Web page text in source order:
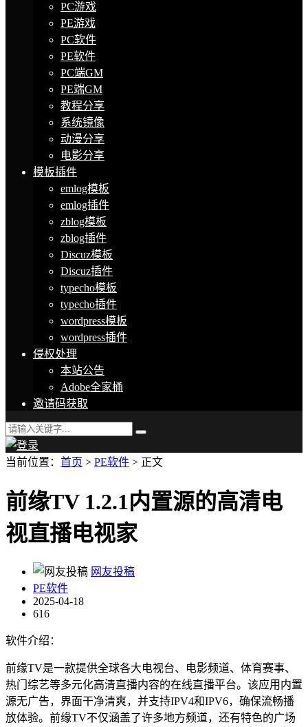
PC游戏
PE游戏
PC软件
PE软件
PC端GM
PE端GM
教程分享
系统镜像
动漫分享
电影分享
模板插件
emlog模板
emlog插件
zblog模板
zblog插件
Discuz模板
Discuz插件
typecho模板
typecho插件
wordpress模板
wordpress插件
侵权处理
本站公告
Adobe全家桶
邀请码获取
当前位置： 首页 > PE软件 > 正文
前缘TV 1.2.1内置源的高清电
视直播电视家
网友投稿
PE软件
2025-04-18
616
软件介绍：
前缘TV是一款提供全球各大电视台、电影频道、体育赛事、
热门综艺等多元化高清直播内容的在线直播平台。该应用内置
源无广告，界面干净清爽，并支持IPV4和IPV6，确保流畅播
放体验。前缘TV不仅涵盖了许多地方频道，还有特色的广场